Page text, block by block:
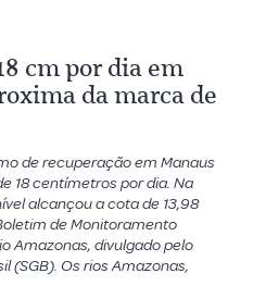
cm por dia em
da marca de
de recuperação em Manaus
18 centímetros por dia. Na
alcançou a cota de 13,98
de Monitoramento
Amazonas, divulgado pelo
(SGB). Os rios Amazonas,